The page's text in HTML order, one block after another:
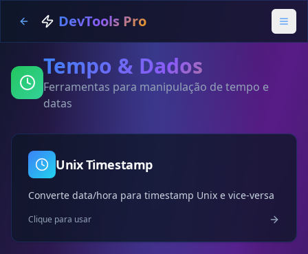
DevTools Pro
Tempo & Dados
Ferramentas para manipulação de tempo e
datas
Unix Timestamp
Converte data/hora para timestamp Unix e vice-versa
Clique para usar